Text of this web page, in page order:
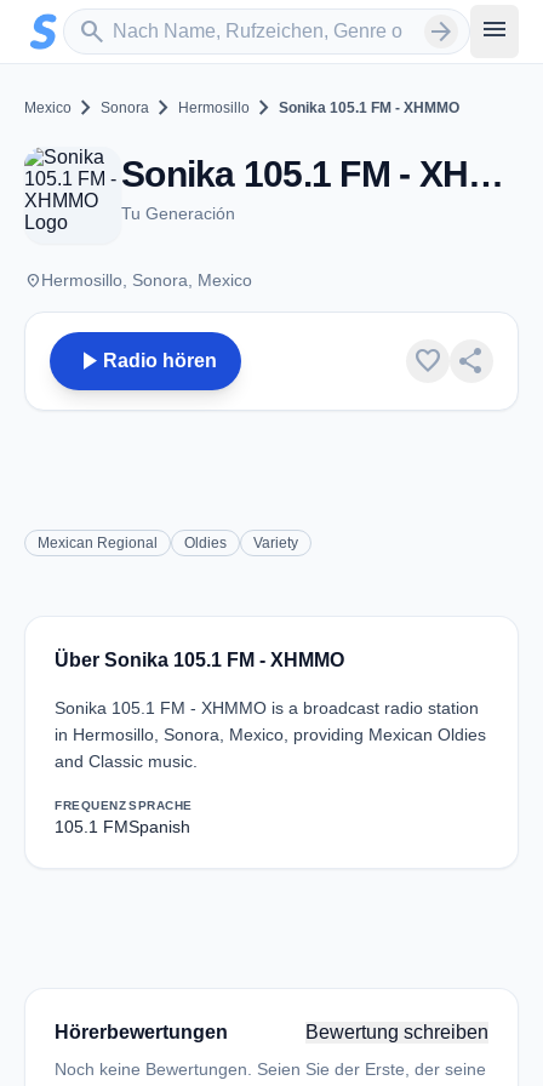
Zum Hauptinhalt springen
search
Sender suchen arrow_forward menu
Mexico chevron_right Sonora chevron_right Hermosillo chevron_right Sonika 105.1 FM - XHMMO
Sonika 105.1 FM - XHMMO - FM 105.1 - Hermosillo, SO
Tu Generación
placeHermosillo, Sonora, Mexico
play_arrow Radio hören favorite share
Mexican Regional Oldies Variety
Über Sonika 105.1 FM - XHMMO
Sonika 105.1 FM - XHMMO is a broadcast radio station
in Hermosillo, Sonora, Mexico, providing Mexican Oldies
and Classic music.
FREQUENZ
105.1 FM
SPRACHE
Spanish
Hörerbewertungen Bewertung schreiben
Noch keine Bewertungen. Seien Sie der Erste, der seine